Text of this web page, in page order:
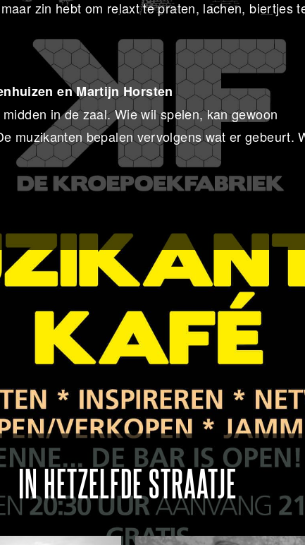
zin hebt om relaxt te praten, lachen, biertjes
en Martijn Horsten
in de zaal. Wie wil spelen, kan gewoon
muzikanten bepalen vervolgens wat er gebeurt.
IN HETZELFDE STRAATJE